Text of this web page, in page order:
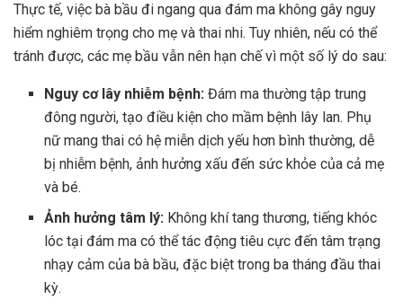
Thực tế, việc bà bầu đi ngang qua đám ma không gây nguy
hiểm nghiêm trọng cho mẹ và thai nhi. Tuy nhiên, nếu có thể
tránh được, các mẹ bầu vẫn nên hạn chế vì một số lý do sau:
Nguy cơ lây nhiễm bệnh: Đám ma thường tập trung
đông người, tạo điều kiện cho mầm bệnh lây lan. Phụ
nữ mang thai có hệ miễn dịch yếu hơn bình thường, dễ
bị nhiễm bệnh, ảnh hưởng xấu đến sức khỏe của cả mẹ
và bé.
Ảnh hưởng tâm lý: Không khí tang thương, tiếng khóc
lóc tại đám ma có thể tác động tiêu cực đến tâm trạng
nhạy cảm của bà bầu, đặc biệt trong ba tháng đầu thai
kỳ.